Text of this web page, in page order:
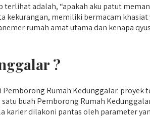
adalah, “apakah aku patut
memiliki bermacam
rumah amat utama dan kenapa
?
Rumah Kedunggalar.
buah Pemborong Rumah
karier dilakoni pantas oleh parameter